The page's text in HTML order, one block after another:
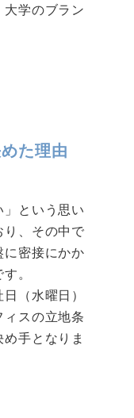
学のブラン
た理由
」という思い
、その中で
に密接にかか
。
（水曜日）
スの立地条
手となりま